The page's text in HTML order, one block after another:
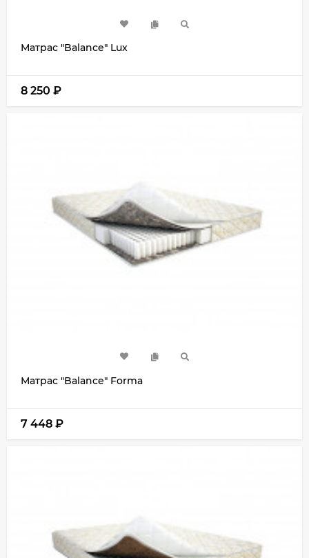
Матрас "Balance" Lux
8 250 ₽
Матрас "Balance" Forma
7 448 ₽